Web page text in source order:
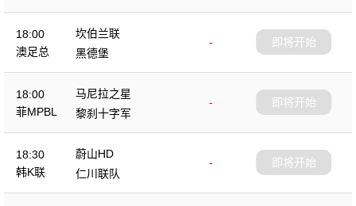
18:00
澳足总
坎伯兰联
-
黑德堡
即将开始
18:00
菲MPBL
马尼拉之星
-
黎刹十字军
即将开始
18:30
韩K联
蔚山HD
-
仁川联队
即将开始